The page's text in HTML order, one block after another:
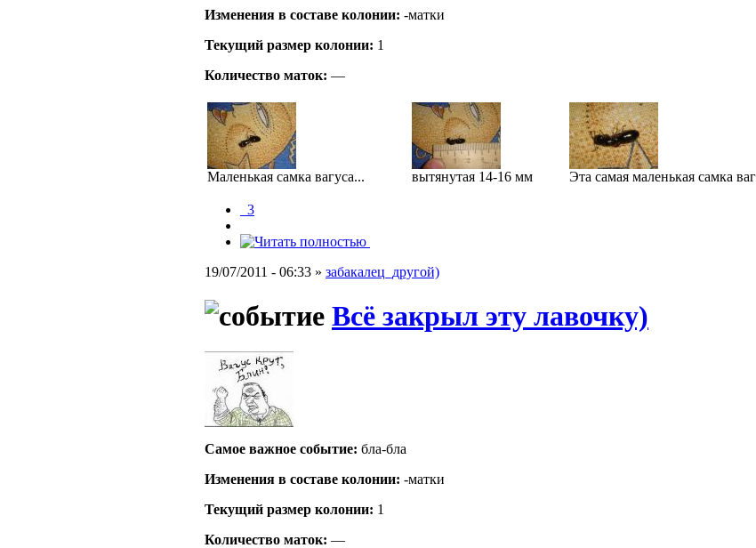
Изменения в составе кoлонии: -матки
Текущий размер кoлонии: 1
Количество маток: —
Маленькая самка вагуса... вытянутая 14-16 мм Эта самая маленькая самка
_3
19/07/2011 - 06:33 » забакалец_другой)
Всё закрыл эту лавочку)
Самое важное событие: бла-бла
Изменения в составе кoлонии: -матки
Текущий размер кoлонии: 1
Количество маток: —